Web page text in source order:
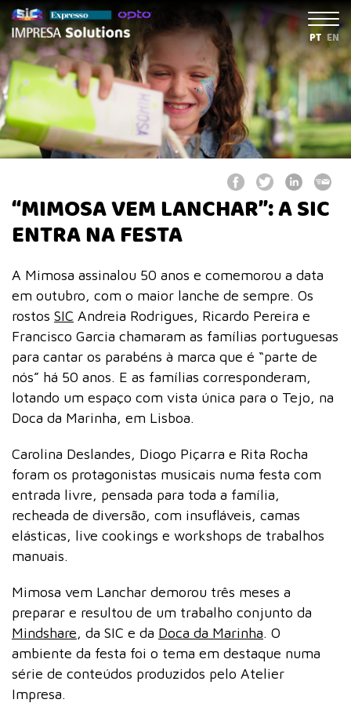
PT EN
“MIMOSA VEM LANCHAR”: A SIC
ENTRA NA FESTA
A Mimosa assinalou 50 anos e comemorou a data
em outubro, com o maior lanche de sempre. Os
rostos SIC Andreia Rodrigues, Ricardo Pereira e
Francisco Garcia chamaram as famílias portuguesas
para cantar os parabéns à marca que é “parte de
nós” há 50 anos. E as famílias corresponderam,
lotando um espaço com vista única para o Tejo, na
Doca da Marinha, em Lisboa.
Carolina Deslandes, Diogo Piçarra e Rita Rocha
foram os protagonistas musicais numa festa com
entrada livre, pensada para toda a família,
recheada de diversão, com insufláveis, camas
elásticas, live cookings e workshops de trabalhos
manuais.
Mimosa vem Lanchar demorou três meses a
preparar e resultou de um trabalho conjunto da
Mindshare, da SIC e da Doca da Marinha. O
ambiente da festa foi o tema em destaque numa
série de conteúdos produzidos pelo Atelier
Impresa.